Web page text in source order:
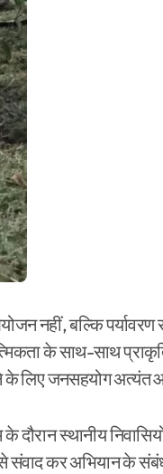
नहीं, बल्कि पर्यावरण
के साथ-साथ
के लिए जनसहयोग
दौरान स्थानीय
से संवाद कर अभियान के